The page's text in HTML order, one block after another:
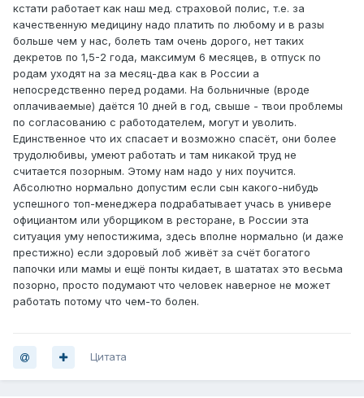
кстати работает как наш мед. страховой полис, т.е. за
качественную медицину надо платить по любому и в разы
больше чем у нас, болеть там очень дорого, нет таких
декретов по 1,5-2 года, максимум 6 месяцев, в отпуск по
родам уходят на за месяц-два как в России а
непосредственно перед родами. На больничные (вроде
оплачиваемые) даётся 10 дней в год, свыше - твои проблемы
по согласованию с работодателем, могут и уволить.
Единственное что их спасает и возможно спасёт, они более
трудолюбивы, умеют работать и там никакой труд не
считается позорным. Этому нам надо у них поучится.
Абсолютно нормально допустим если сын какого-нибудь
успешного топ-менеджера подрабатывает учась в универе
официантом или уборщиком в ресторане, в России эта
ситуация уму непостижима, здесь вполне нормально (и даже
престижно) если здоровый лоб живёт за счёт богатого
папочки или мамы и ещё понты кидает, в шататах это весьма
позорно, просто подумают что человек наверное не может
работать потому что чем-то болен.
Цитата